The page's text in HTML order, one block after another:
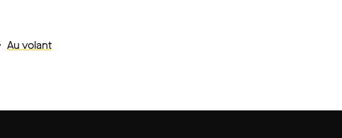
Au volant